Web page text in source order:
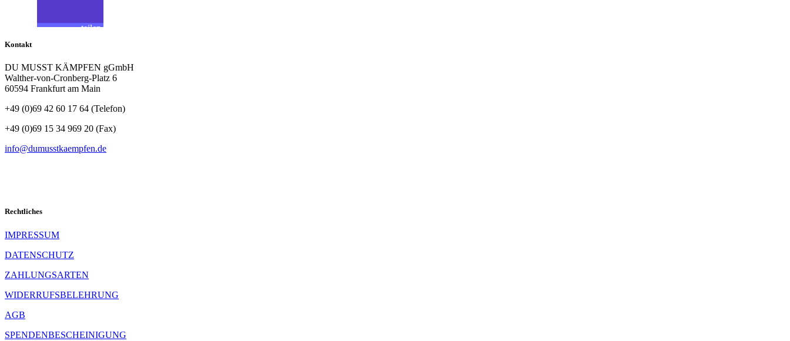
teilen
teilen
Kontakt
DU MUSST KÄMPFEN gGmbH
Walther-von-Cronberg-Platz 6
60594 Frankfurt am Main
+49 (0)69 42 60 17 64 (Telefon)
+49 (0)69 15 34 969 20 (Fax)
info@dumusstkaempfen.de
Rechtliches
IMPRESSUM
DATENSCHUTZ
ZAHLUNGSARTEN
WIDERRUFSBELEHRUNG
AGB
SPENDENBESCHEINIGUNG